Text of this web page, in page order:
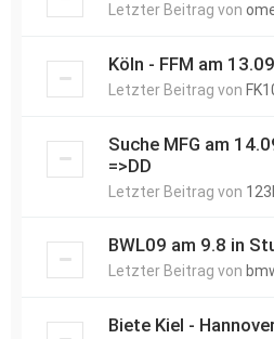
Letzter Beitrag von
Köln - FFM am 13.09
Letzter Beitrag von
Suche MFG am
=>DD
Letzter Beitrag von
BWL09 am 9.8 in
Letzter Beitrag von
Biete Kiel -